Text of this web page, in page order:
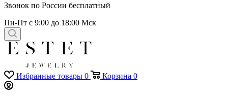
Звонок по России бесплатный
Пн-Пт с 9:00 до 18:00 Мск
Избранные товары 0 Корзина 0